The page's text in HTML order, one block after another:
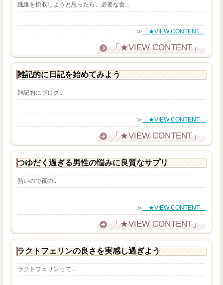
繊維を摂取しようと思ったら、必要な食...
≫ 「★VIEW CONTENT」
「★VIEW CONTENT」
雑記的に日記を始めてみよう
雑記的にブログ...
≫ 「★VIEW CONTENT」
「★VIEW CONTENT」
つゆだく過ぎる男性の悩みに良質なサプリ
熱いので夜の...
≫ 「★VIEW CONTENT」
「★VIEW CONTENT」
ラクトフェリンの良さを実感し過ぎよう
ラクトフェリンって...